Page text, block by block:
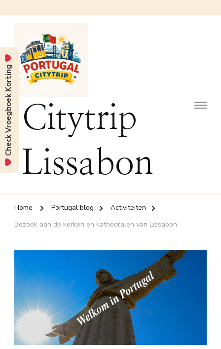
Citytrip
Lissabon
Home Portugal blog
Activiteiten
Bezoek aan de kerken en kathedralen van Lissabon
Check Vroegboek Korting